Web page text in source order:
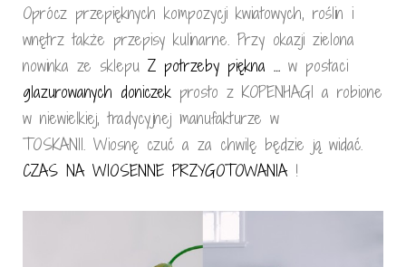
Oprócz przepięknych kompozycji kwiatowych, roślin i
wnętrz także przepisy kulinarne. Przy okazji zielona
nowinka ze sklepu Z potrzeby piękna … w postaci
glazurowanych doniczek prosto z KOPENHAGI a robione
w niewielkiej, tradycyjnej manufakturze w
TOSKANII. Wiosnę czuć a za chwilę będzie ją widać.
CZAS NA WIOSENNE PRZYGOTOWANIA !